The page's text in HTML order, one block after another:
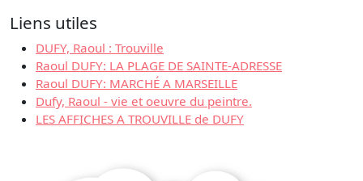
Liens utiles
DUFY, Raoul : Trouville
Raoul DUFY: LA PLAGE DE SAINTE-ADRESSE
Raoul DUFY: MARCHÉ A MARSEILLE
Dufy, Raoul - vie et oeuvre du peintre.
LES AFFICHES A TROUVILLE de DUFY